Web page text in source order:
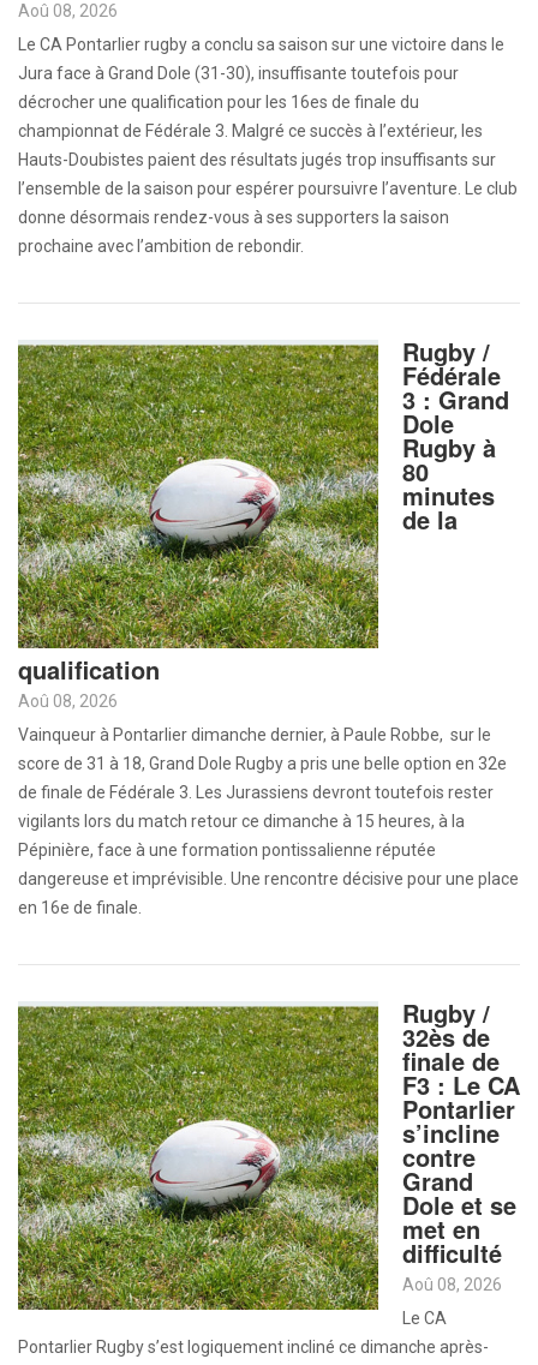
Aoû 08, 2026
Le CA Pontarlier rugby a conclu sa saison sur une victoire dans le
Jura face à Grand Dole (31-30), insuffisante toutefois pour
décrocher une qualification pour les 16es de finale du
championnat de Fédérale 3. Malgré ce succès à l’extérieur, les
Hauts-Doubistes paient des résultats jugés trop insuffisants sur
l’ensemble de la saison pour espérer poursuivre l’aventure. Le club
donne désormais rendez-vous à ses supporters la saison
prochaine avec l’ambition de rebondir.
Rugby /
Fédérale
3 : Grand
Dole
Rugby à
80
minutes
de la
qualification
Aoû 08, 2026
Vainqueur à Pontarlier dimanche dernier, à Paule Robbe, sur le
score de 31 à 18, Grand Dole Rugby a pris une belle option en 32e
de finale de Fédérale 3. Les Jurassiens devront toutefois rester
vigilants lors du match retour ce dimanche à 15 heures, à la
Pépinière, face à une formation pontissalienne réputée
dangereuse et imprévisible. Une rencontre décisive pour une place
en 16e de finale.
Rugby /
32ès de
finale de
F3 : Le CA
Pontarlier
s’incline
contre
Grand
Dole et se
met en
difficulté
Aoû 08, 2026
Le CA
Pontarlier Rugby s’est logiquement incliné ce dimanche après-